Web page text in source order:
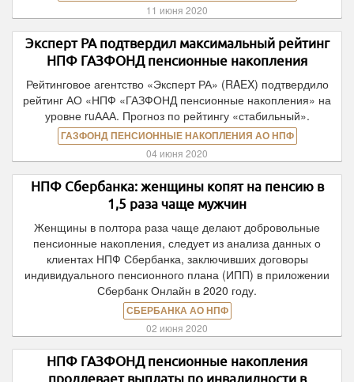
11 июня 2020
Эксперт РА подтвердил максимальный рейтинг
НПФ ГАЗФОНД пенсионные накопления
Рейтинговое агентство «Эксперт РА» (RAEX) подтвердило
рейтинг АО «НПФ «ГАЗФОНД пенсионные накопления» на
уровне ruААА. Прогноз по рейтингу «стабильный».
ГАЗФОНД ПЕНСИОННЫЕ НАКОПЛЕНИЯ АО НПФ
04 июня 2020
НПФ Сбербанка: женщины копят на пенсию в
1,5 раза чаще мужчин
Женщины в полтора раза чаще делают добровольные
пенсионные накопления, следует из анализа данных о
клиентах НПФ Сбербанка, заключивших договоры
индивидуального пенсионного плана (ИПП) в приложении
Сбербанк Онлайн в 2020 году.
СБЕРБАНКА АО НПФ
02 июня 2020
НПФ ГАЗФОНД пенсионные накопления
продлевает выплаты по инвалидности в